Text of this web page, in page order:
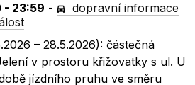
- 23:59 -
dopravní informace
– 28.5.2026): částečná
v prostoru křižovatky s ul. U
jízdního pruhu ve směru